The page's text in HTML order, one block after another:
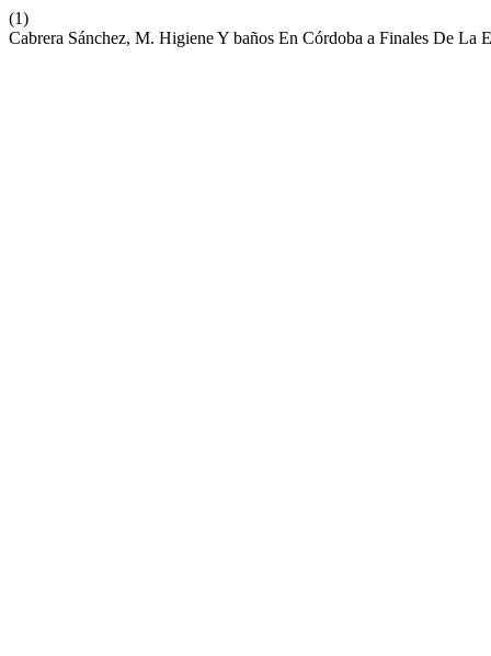
(1)
Cabrera Sánchez, M. Higiene Y baños En Córdoba a Finales De